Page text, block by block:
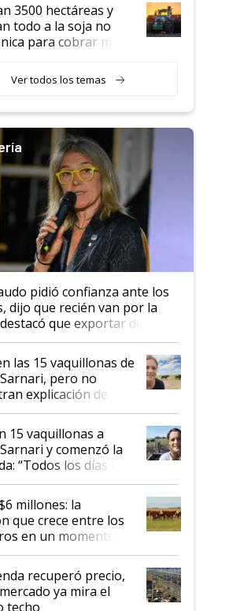
3500 hectáreas y
todo a la soja no
para cobrar más
Ver todos los temas
pidió confianza ante los
dijo que recién van por la
que exportar dejó de
unos pocos": "Tenemos un
muy claro del gobierno
las 15 vaquillonas de
pero no
explicación de
allí
15 vaquillonas a
y comenzó la
“Todos los días le
productor”
millones: la
que crece entre los
en un momento
para la actividad
recuperó precio,
ya mira el
techo